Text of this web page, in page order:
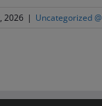
2026 | Uncategorized